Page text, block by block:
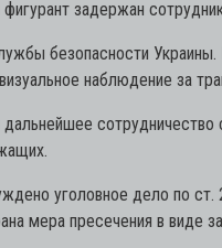
задержан
безопасности
наблюдение за
уголовное дело по ст.
мера пресечения в виде